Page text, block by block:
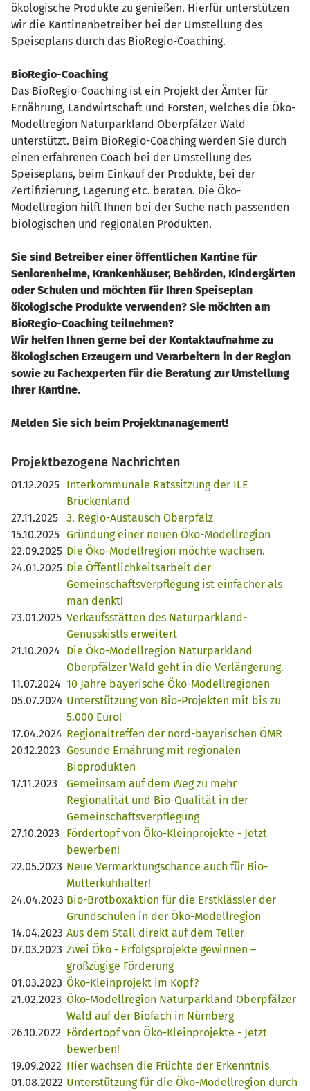
ökologische Produkte zu genießen. Hierfür unterstützen
wir die Kantinenbetreiber bei der Umstellung des
Speiseplans durch das BioRegio-Coaching.
BioRegio-Coaching
Das BioRegio-Coaching ist ein Projekt der Ämter für
Ernährung, Landwirtschaft und Forsten, welches die Öko-
Modellregion Naturparkland Oberpfälzer Wald
unterstützt. Beim BioRegio-Coaching werden Sie durch
einen erfahrenen Coach bei der Umstellung des
Speiseplans, beim Einkauf der Produkte, bei der
Zertifizierung, Lagerung etc. beraten. Die Öko-
Modellregion hilft Ihnen bei der Suche nach passenden
biologischen und regionalen Produkten.
Sie sind Betreiber einer öffentlichen Kantine für
Seniorenheime, Krankenhäuser, Behörden, Kindergärten
oder Schulen und möchten für Ihren Speiseplan
ökologische Produkte verwenden? Sie möchten am
BioRegio-Coaching teilnehmen?
Wir helfen Ihnen gerne bei der Kontaktaufnahme zu
ökologischen Erzeugern und Verarbeitern in der Region
sowie zu Fachexperten für die Beratung zur Umstellung
Ihrer Kantine.
Melden Sie sich beim Projektmanagement!
Projektbezogene Nachrichten
01.12.2025 Interkommunale Ratssitzung der ILE
Brückenland
27.11.2025
3. Regio-Austausch Oberpfalz
15.10.2025 Gründung einer neuen Öko-Modellregion
22.09.2025 Die Öko-Modellregion möchte wachsen.
24.01.2025 Die Öffentlichkeitsarbeit der
Gemeinschaftsverpflegung ist einfacher als
man denkt!
23.01.2025 Verkaufsstätten des Naturparkland-
Genusskistls erweitert
21.10.2024 Die Öko-Modellregion Naturparkland
Oberpfälzer Wald geht in die Verlängerung.
11.07.2024 10 Jahre bayerische Öko-Modellregionen
05.07.2024 Unterstützung von Bio-Projekten mit bis zu
5.000 Euro!
17.04.2024 Regionaltreffen der nord-bayerischen ÖMR
20.12.2023 Gesunde Ernährung mit regionalen
Bioprodukten
17.11.2023
Gemeinsam auf dem Weg zu mehr
Regionalität und Bio-Qualität in der
Gemeinschaftsverpflegung
27.10.2023
Fördertopf von Öko-Kleinprojekte - Jetzt
bewerben!
22.05.2023 Neue Vermarktungschance auch für Bio-
Mutterkuhhalter!
24.04.2023 Bio-Brotboxaktion für die Erstklässler der
Grundschulen in der Öko-Modellregion
14.04.2023 Aus dem Stall direkt auf dem Teller
07.03.2023 Zwei Öko - Erfolgsprojekte gewinnen –
großzügige Förderung
01.03.2023 Öko-Kleinprojekt im Kopf?
21.02.2023 Öko-Modellregion Naturparkland Oberpfälzer
Wald auf der Biofach in Nürnberg
26.10.2022 Fördertopf von Öko-Kleinprojekte - Jetzt
bewerben!
19.09.2022 Hier wachsen die Früchte der Erkenntnis
01.08.2022 Unterstützung für die Öko-Modellregion durch